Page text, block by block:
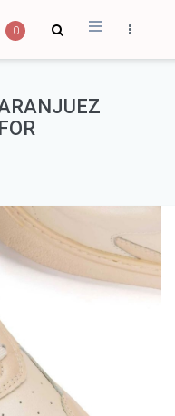
0